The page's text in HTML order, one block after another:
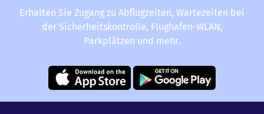
Erhalten Sie Zugang zu Abflugzeiten, Wartezeiten bei
der Sicherheitskontrolle, Flughafen-WLAN,
Parkplätzen und mehr.